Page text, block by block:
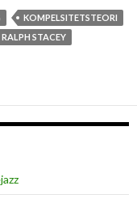
KOMPELSITETSTEORI
RALPH STACEY